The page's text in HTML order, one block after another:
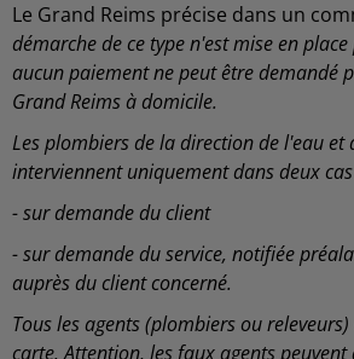
Le Grand Reims précise dans un
démarche de ce type n'est mise en
aucun paiement ne peut être demandé
Grand Reims à domicile.
Les plombiers de la direction de l'eau et
interviennent uniquement dans deux
- sur demande du client
- sur demande du service, notifiée
auprès du client concerné.
Tous les agents (plombiers ou
carte. Attention, les faux agents